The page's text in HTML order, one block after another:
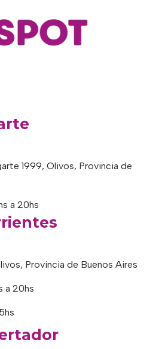
1999, Olivos, Provincia de
a 20hs
Provincia de Buenos Aires
a 20hs